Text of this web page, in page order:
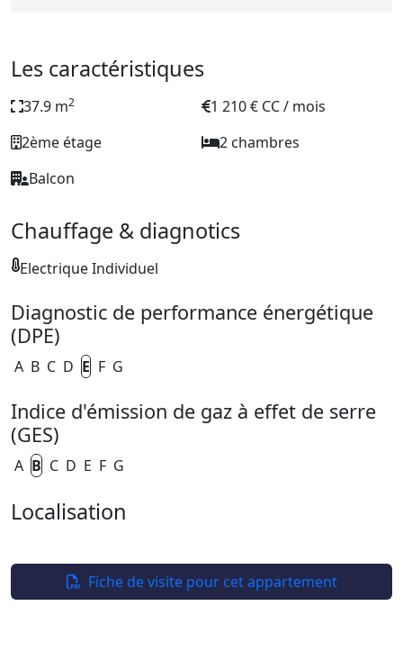
Les caractéristiques
37.9 m2
1 210 € CC / mois
2ème étage
2 chambres
Balcon
Chauffage & diagnotics
Electrique Individuel
Diagnostic de performance énergétique
(DPE)
A B C D E F G
Indice d'émission de gaz à effet de serre
(GES)
A B C D E F G
Localisation
Fiche de visite pour cet appartement